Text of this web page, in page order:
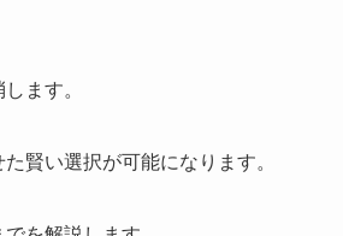
ます。
賢い選択が可能になります。